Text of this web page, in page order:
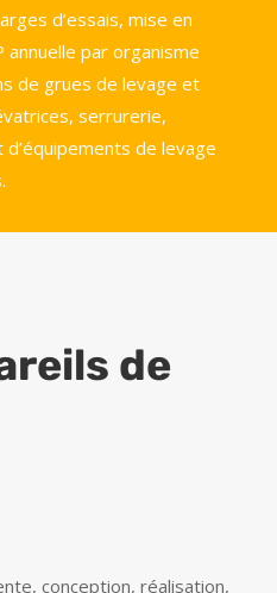
d’essais, mise en
annuelle par organisme
de grues de levage et
serrurerie,
de levage
de
conception, réalisation,